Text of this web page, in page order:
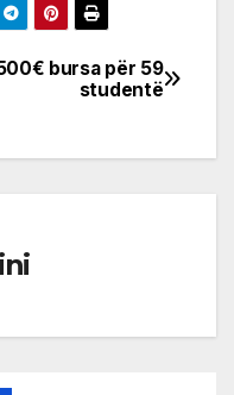
bursa për 59
studentë